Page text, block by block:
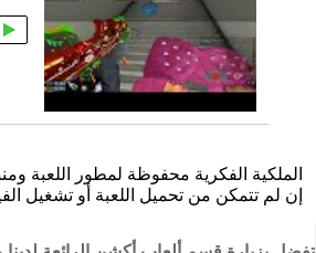
الملكية الفكرية محفوظة لمطور اللعبة
إن لم تتمكن من تحميل اللعبة أو تشغيل